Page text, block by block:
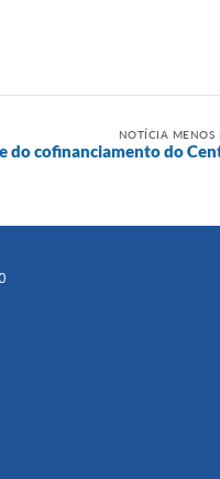
NOTÍCIA MENOS
do cofinanciamento do